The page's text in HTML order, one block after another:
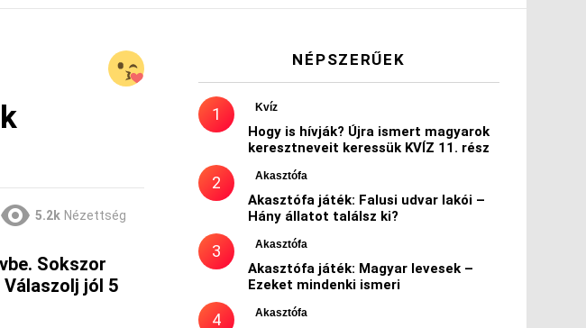
5.2k Nézettség
Sokszor
jól 5
NÉPSZERŰEK
Kvíz
Hogy is hívják? Újra ismert magyarok
keresztneveit keressük KVÍZ 11. rész
Akasztófa
Akasztófa játék: Falusi udvar lakói –
Hány állatot találsz ki?
Akasztófa
Akasztófa játék: Magyar levesek –
Ezeket mindenki ismeri
Akasztófa